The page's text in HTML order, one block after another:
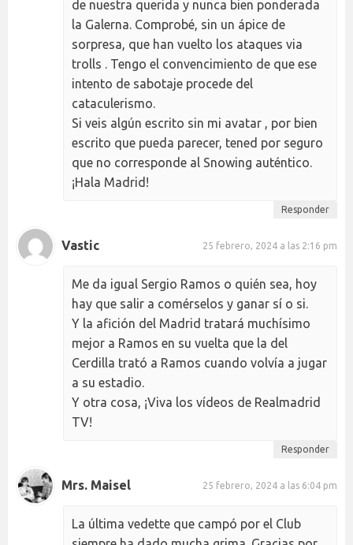
de nuestra querida y nunca bien ponderada
la Galerna. Comprobé, sin un ápice de
sorpresa, que han vuelto los ataques via
trolls . Tengo el convencimiento de que ese
intento de sabotaje procede del
cataculerismo.
Si veis algún escrito sin mi avatar , por bien
escrito que pueda parecer, tened por seguro
que no corresponde al Snowing auténtico.
¡Hala Madrid!
Responder
Vastic 25 febrero, 2024 a las 2:16 pm
Me da igual Sergio Ramos o quién sea, hoy
hay que salir a comérselos y ganar sí o si.
Y la afición del Madrid tratará muchísimo
mejor a Ramos en su vuelta que la del
Cerdilla trató a Ramos cuando volvía a jugar
a su estadio.
Y otra cosa, ¡Viva los vídeos de Realmadrid
TV!
Responder
Mrs. Maisel 25 febrero, 2024 a las 6:04 pm
La última vedette que campó por el Club